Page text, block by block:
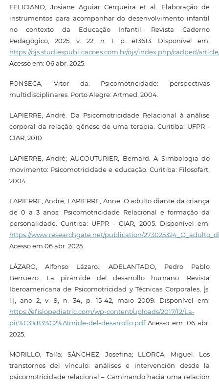
FELICIANO, Josiane Aguiar Cerqueira et al. Elaboração de
instrumentos para acompanhar do desenvolvimento infantil
no contexto da Educação Infantil. Revista Caderno
Pedagógico, 2025, v. 22, n. 1. p. e13613. Disponível em:
https://ojs.studiespublicacoes.com.br/ojs/index.php/cadped/article/
Acesso em: 06 abr. 2025.
FONSECA, Vitor da. Psicomotricidade: perspectivas
multidisciplinares. Porto Alegre: Artmed, 2004.
LAPIERRE, André. Da Psicomotricidade Relacional à análise
corporal da relação: gênese de uma terapia. Curitiba: UFPR -
CIAR, 2010.
LAPIERRE, André; AUCOUTURIER, Bernard. A Simbologia do
movimento: Psicomotricidade e educação. Curitiba: Filosofart,
2004.
LAPIERRE, André; LAPIERRE, Anne. O adulto diante da criança
de 0 a 3 anos: Psicomotricidade Relacional e formação da
personalidade. Curitiba: UFPR - CIAR, 2005. Disponível em:
https://www.researchgate.net/publication/
Acesso em 06 abr. 2025.
LÁZARO, Alfonso Lázaro.; ADELANTADO, Pedro Pablo
Berruezo. La pirámide del desarrollo humano. Revista
Iberoamericana de Psicomotricidad y Técnicas Corporales, [s.
l.], ano 2, v. 9, n. 34, p. 15-42, maio 2009. Disponível em:
https://efisiopediatric.com/wp-content/uploads/2017/12/La-
pir%C3%83%C2%A1mide-del-desarrollo.pdfAcesso em: 06 abr.
2025.
MORILLO, Talía; SÁNCHEZ, Josefina; LLORCA, Miguel. Los
transtornos del vínculo: análises e intervención desde la
psicomotricidade relacional – Caminando hacia uma relación